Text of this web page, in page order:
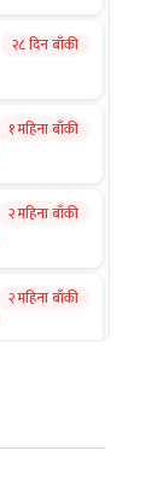
२८ दिन बाँकी
१ महिना बाँकी
२ महिना बाँकी
२ महिना बाँकी